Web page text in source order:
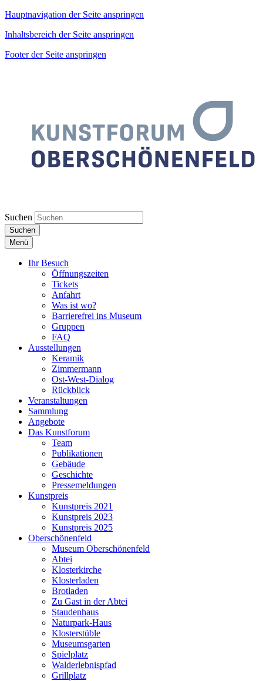
Hauptnavigation der Seite anspringen
Inhaltsbereich der Seite anspringen
Footer der Seite anspringen
Suchen
Suchen
Menü
Ihr Besuch
Öffnungszeiten
Tickets
Anfahrt
Was ist wo?
Barrierefrei ins Museum
Gruppen
FAQ
Ausstellungen
Keramik
Zimmermann
Ost-West-Dialog
Rückblick
Veranstaltungen
Sammlung
Angebote
Das Kunstforum
Team
Publikationen
Gebäude
Geschichte
Pressemeldungen
Kunstpreis
Kunstpreis 2021
Kunstpreis 2023
Kunstpreis 2025
Oberschönenfeld
Museum Oberschönenfeld
Abtei
Klosterkirche
Klosterladen
Brotladen
Zu Gast in der Abtei
Staudenhaus
Naturpark-Haus
Klosterstüble
Museumsgarten
Spielplatz
Walderlebnispfad
Grillplatz